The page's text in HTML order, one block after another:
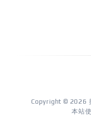
Copyright © 2026
本站